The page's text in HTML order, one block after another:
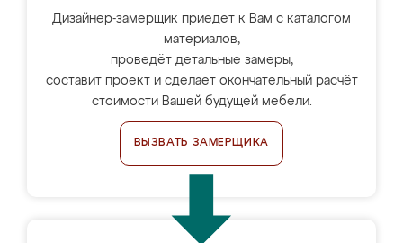
Дизайнер-замерщик приедет к Вам с каталогом
материалов,
проведёт детальные замеры,
составит проект и сделает окончательный расчёт
стоимости Вашей будущей мебели.
ВЫЗВАТЬ ЗАМЕРЩИКА